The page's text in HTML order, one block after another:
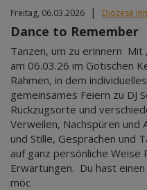
Freitag, 06.03.2026 | Diözese
Dance to Remember
Tanzen, um zu erinnern
am 06.03.26 im Gotischen
Rahmen, in dem
gemeinsames Feiern zu DJ
Rückzugsorte und
Verweilen, Nachspüren und
und Stille, Gesprächen und
auf ganz persönliche Weise
Erwartungen. Du hast
möc